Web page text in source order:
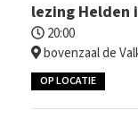
lezing Helden
20:00
bovenzaal de
OP LOCATIE